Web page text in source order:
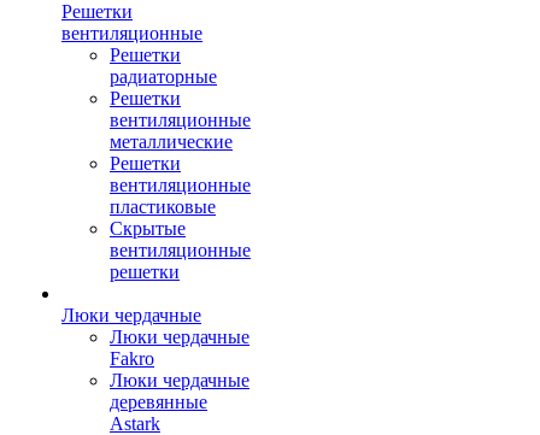
Решетки
вентиляционные
Решетки
радиаторные
Решетки
вентиляционные
металлические
Решетки
вентиляционные
пластиковые
Скрытые
вентиляционные
решетки
Люки чердачные
Люки чердачные
Fakro
Люки чердачные
деревянные
Astark